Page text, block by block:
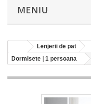
MENIU
Lenjerii de pat
Dormisete | 1 persoana